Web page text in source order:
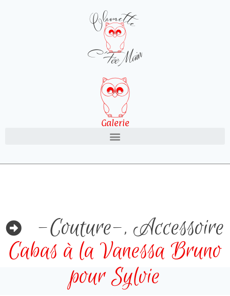
Galerie
-Couture-, Accessoire
Cabas à la Vanessa Bruno
pour Sylvie